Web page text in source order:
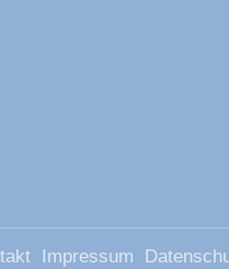
Impressum